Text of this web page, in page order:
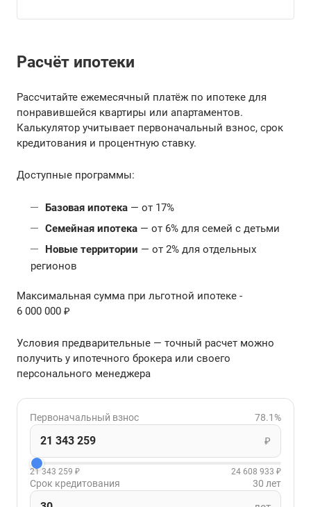
Расчёт ипотеки
Рассчитайте ежемесячный платёж по ипотеке для
понравившейся квартиры или апартаментов.
Калькулятор учитывает первоначальный взнос, срок
кредитования и процентную ставку.
Доступные программы:
Базовая ипотека — от 17%
Семейная ипотека — от 6% для семей с детьми
Новые территории — от 2% для отдельных
регионов
Максимальная сумма при льготной ипотеке -
6 000 000 ₽
Условия предварительные — точный расчет можно
получить у ипотечного брокера или своего
персонального менеджера
Первоначальный взнос 78.1%
₽
21 343 259 ₽ 24 608 933 ₽
Срок кредитования 30 лет